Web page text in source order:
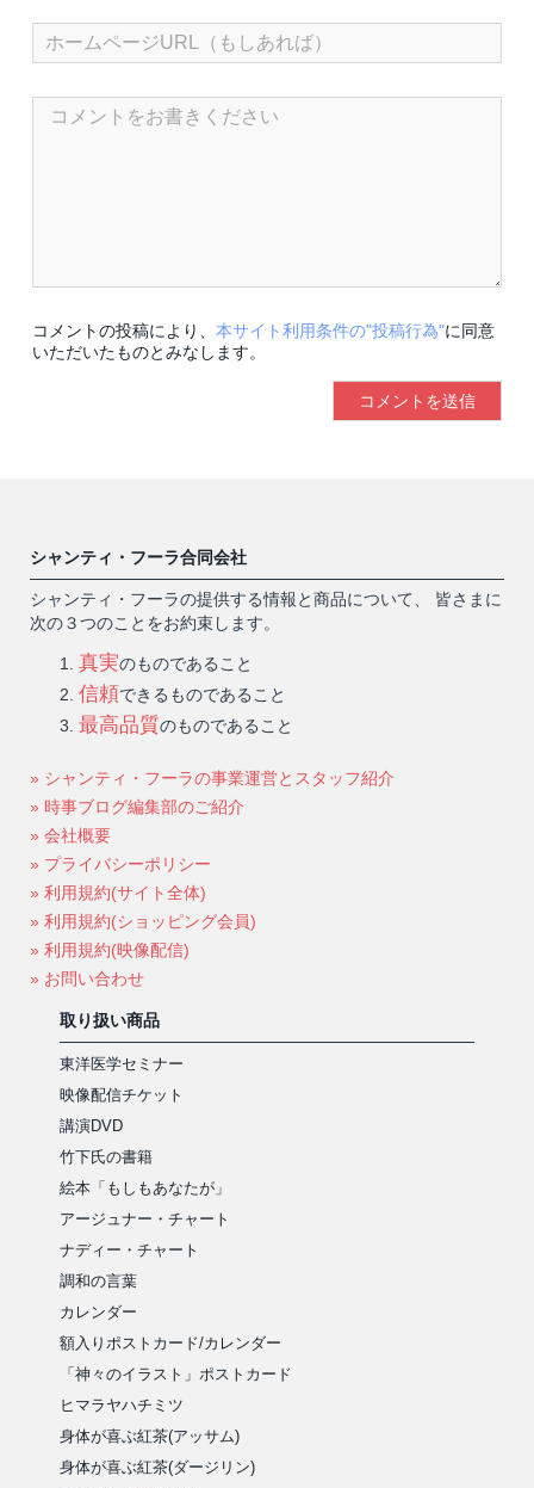
コメントの投稿により、 本サイト利用条件の"投稿行為"に同意
いただいたものとみなします。
シャンティ・フーラ合同会社
シャンティ・フーラの提供する情報と商品について、 皆さまに
次の３つのことをお約束します。
真実のものであること
信頼できるものであること
最高品質のものであること
» シャンティ・フーラの事業運営とスタッフ紹介
» 時事ブログ編集部のご紹介
» 会社概要
» プライバシーポリシー
» 利用規約(サイト全体)
» 利用規約(ショッピング会員)
» 利用規約(映像配信)
» お問い合わせ
取り扱い商品
東洋医学セミナー
映像配信チケット
講演DVD
竹下氏の書籍
絵本「もしもあなたが」
アージュナー・チャート
ナディー・チャート
調和の言葉
カレンダー
額入りポストカード/カレンダー
「神々のイラスト」ポストカード
ヒマラヤハチミツ
身体が喜ぶ紅茶(アッサム)
身体が喜ぶ紅茶(ダージリン)